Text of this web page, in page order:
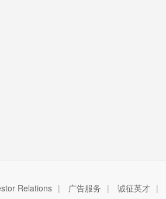
Relations | 广告服务 | 诚征英才 |